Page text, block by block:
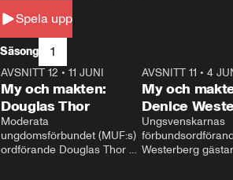
Spela upp
Säsong 1
26:27
AVSNITT 12 • 11 JUNI
My och makten:
Douglas Thor
Moderata
ungdomsförbundet (MUF:s)
ordförande Douglas Thor
AVSNITT 11 •4
My och
Denice
Ungsvenskarnas
Westerberg